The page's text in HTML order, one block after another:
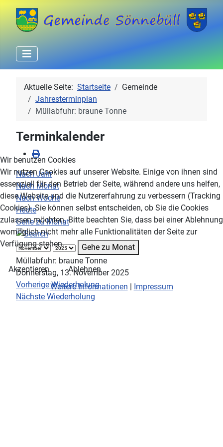
Aktuelle Seite: Startseite
Gemeinde
Jahresterminplan
Müllabfuhr: braune Tonne
Terminkalender
Nach Jahr
Nach Monat
Nach Woche
Heute
Gehe zu Monat
Gehe zu Monat
Müllabfuhr: braune Tonne
Donnerstag, 13. November 2025
Vorherige Wiederholung
Nächste Wiederholung
Wir benutzen Cookies
Wir nutzen Cookies auf unserer Website. Einige von ihnen sind
essenziell für den Betrieb der Seite, während andere uns helfen,
diese Website und die Nutzererfahrung zu verbessern (Tracking
Cookies). Sie können selbst entscheiden, ob Sie die Cookies
zulassen möchten. Bitte beachten Sie, dass bei einer Ablehnung
womöglich nicht mehr alle Funktionalitäten der Seite zur
Verfügung stehen.
Akzeptieren
Ablehnen
Weitere Informationen | Impressum